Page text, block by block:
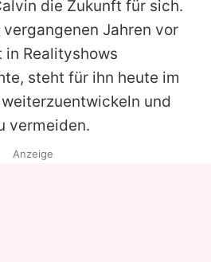
die Zukunft für sich.
Jahren vor
in Realityshows
steht für ihn heute im
und
vermeiden.
Anzeige